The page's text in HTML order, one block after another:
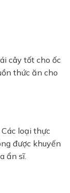
cây tốt cho ốc
thức ăn cho
loại thực
được khuyến
ẩn sĩ.